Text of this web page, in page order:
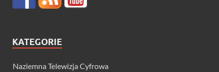
KATEGORIE
Naziemna Telewizja Cyfrowa